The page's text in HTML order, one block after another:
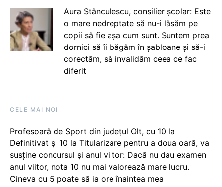
Aura Stănculescu, consilier școlar: Este
o mare nedreptate să nu-i lăsăm pe
copii să fie așa cum sunt. Suntem prea
dornici să îi băgăm în șabloane și să-i
corectăm, să invalidăm ceea ce fac
diferit
CELE MAI NOI
Profesoară de Sport din județul Olt, cu 10 la
Definitivat și 10 la Titularizare pentru a doua oară, va
susține concursul și anul viitor: Dacă nu dau examen
anul viitor, nota 10 nu mai valorează mare lucru.
Cineva cu 5 poate să ia ore înaintea mea